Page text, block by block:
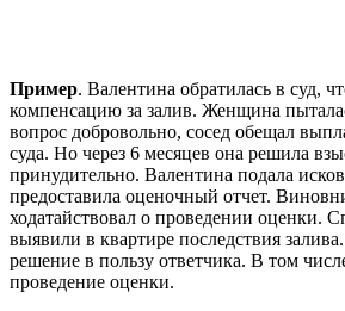
Пример. Валентина обратилась в суд,
компенсацию за залив. Женщина
вопрос добровольно, сосед обещал
суда. Но через 6 месяцев она решила
принудительно. Валентина подала
предоставила оценочный отчет.
ходатайствовал о проведении оценки.
выявили в квартире последствия
решение в пользу ответчика. В том
проведение оценки.